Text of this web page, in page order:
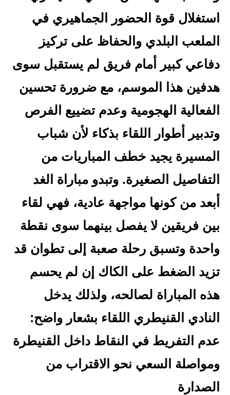
استغلال قوة الحضور الجماهيري في
الملعب البلدي والحفاظ على تركيز
دفاعي كبير أمام فريق لم يستقبل سوى
هدفين هذا الموسم، مع ضرورة تحسين
الفعالية الهجومية وعدم تضييع الفرص
وتدبير أطوار اللقاء بذكاء لأن شباب
المسيرة يجيد خطف المباريات من
التفاصيل الصغيرة. وتبدو مباراة الغد
أبعد من كونها مواجهة عادية، فهي لقاء
بين فريقين لا يفصل بينهما سوى نقطة
واحدة وتسبق رحلة صعبة إلى تطوان قد
تزيد الضغط على الكاك إن لم يحسم
هذه المباراة لصالحه، ولذلك يدخل
النادي القنيطري اللقاء بشعار واضح:
عدم التفريط في النقاط داخل القنيطرة
ومواصلة السعي نحو الاقتراب من
الصدارة